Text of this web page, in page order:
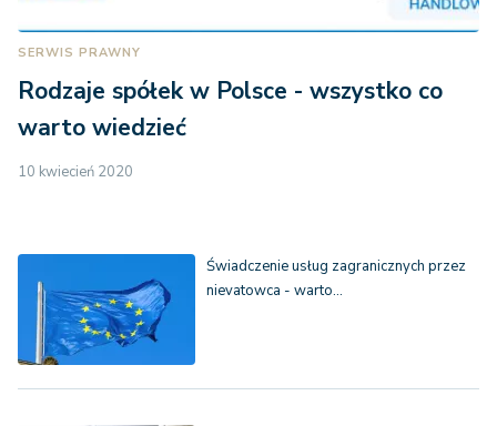
SERWIS PRAWNY
Rodzaje spółek w Polsce - wszystko co
warto wiedzieć
10 kwiecień 2020
Świadczenie usług zagranicznych przez
nievatowca - warto…